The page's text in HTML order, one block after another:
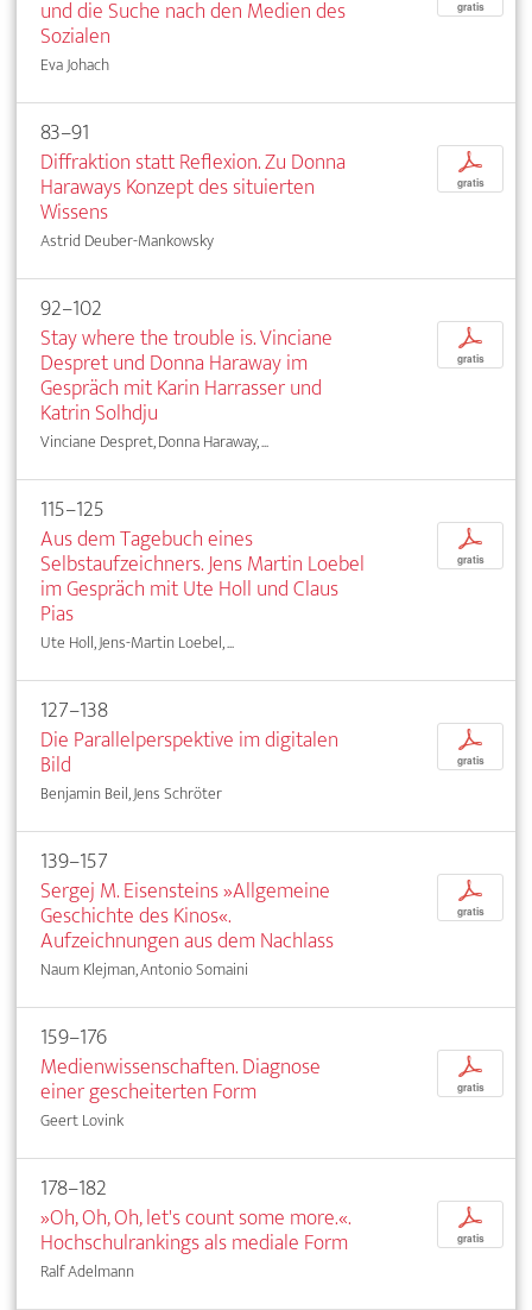
und die Suche nach den Medien des
Sozialen
Eva Johach
gratis
83–91
Diffraktion statt Reflexion. Zu Donna
Haraways Konzept des situierten
Wissens
Astrid Deuber-Mankowsky
p
gratis
92–102
Stay where the trouble is. Vinciane
Despret und Donna Haraway im
Gespräch mit Karin Harrasser und
Katrin Solhdju
Vinciane Despret, Donna Haraway, ...
p
gratis
115–125
Aus dem Tagebuch eines
Selbstaufzeichners. Jens Martin Loebel
im Gespräch mit Ute Holl und Claus
Pias
Ute Holl, Jens-Martin Loebel, ...
p
gratis
127–138
Die Parallelperspektive im digitalen
Bild
Benjamin Beil, Jens Schröter
p
gratis
139–157
Sergej M. Eisensteins »Allgemeine
Geschichte des Kinos«.
Aufzeichnungen aus dem Nachlass
Naum Klejman, Antonio Somaini
p
gratis
159–176
Medienwissenschaften. Diagnose
einer gescheiterten Form
Geert Lovink
p
gratis
178–182
»Oh, Oh, Oh, let's count some more.«.
Hochschulrankings als mediale Form
Ralf Adelmann
p
gratis